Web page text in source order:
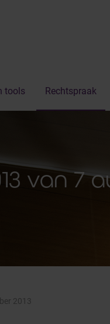
tools Rechtspraak
van 7
2013